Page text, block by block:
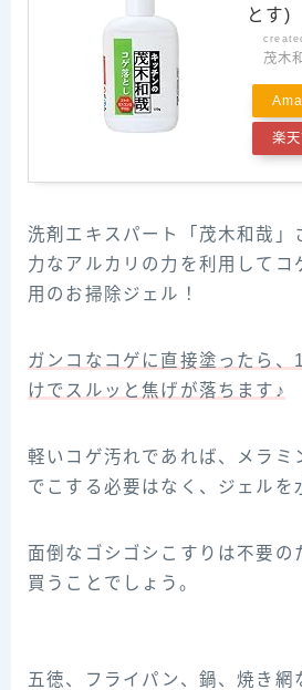
とす)
茂木
楽
洗剤エキスパート「茂木和哉」
力なアルカリの力を利用してコ
用のお掃除ジェル！
ガンコなコゲに直接塗ったら、
けでスルッと焦げが落ちます♪
軽いコゲ汚れであれば、メラミ
でこする必要はなく、ジェルを
面倒なゴシゴシこすりは不要の
買うことでしょう。
五徳、フライパン、鍋、焼き網